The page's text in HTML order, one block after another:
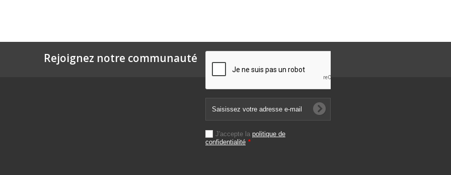
Rejoignez notre communauté
J'accepte la politique de
confidentialité *